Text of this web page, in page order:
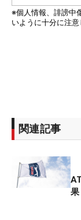
関連記事
果